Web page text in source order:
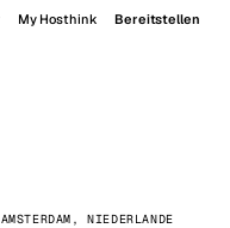
My Hosthink Bereitstellen
AMSTERDAM, NIEDERLANDE